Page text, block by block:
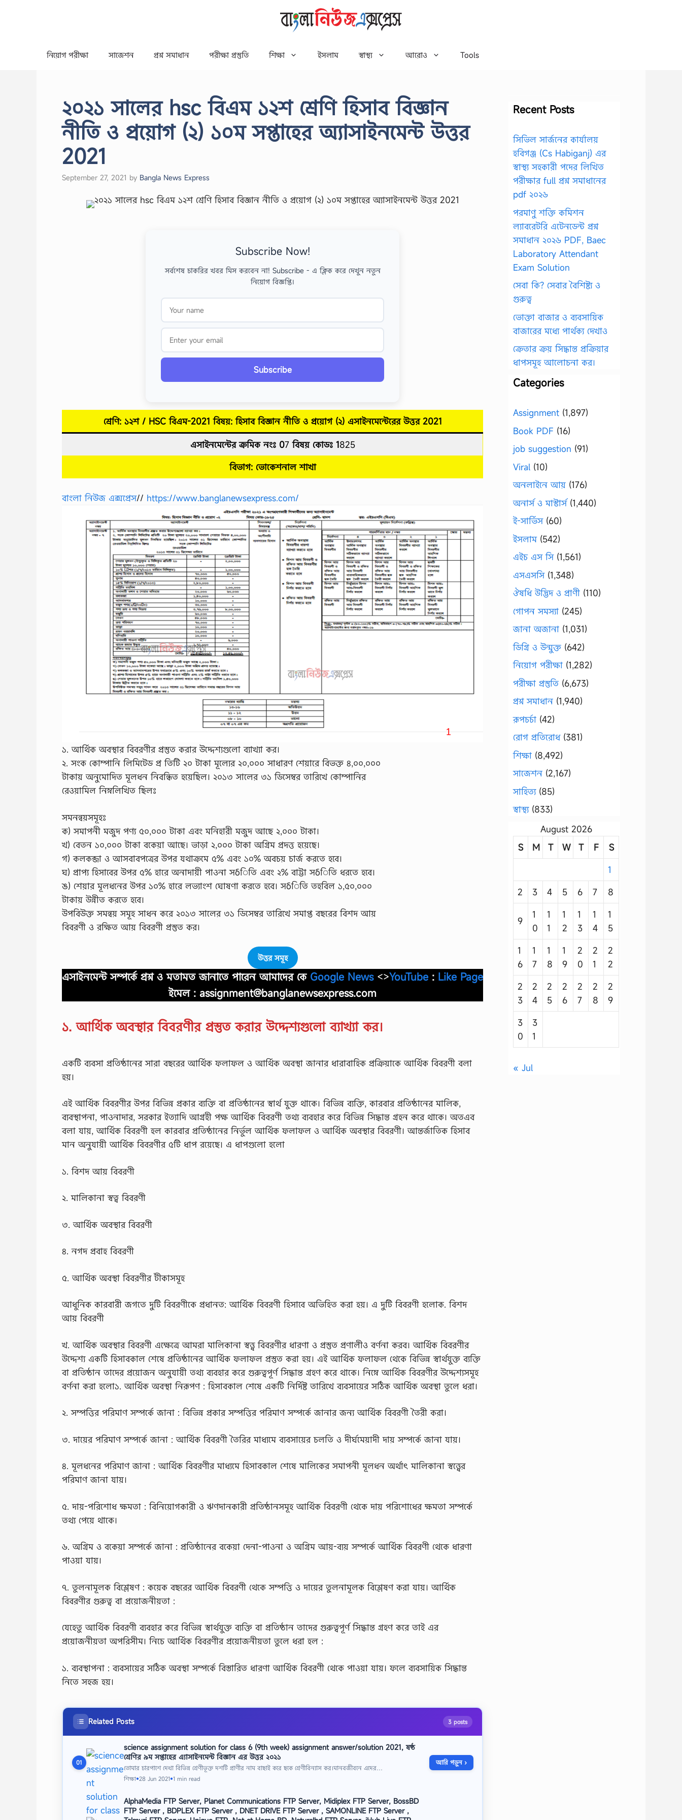
নিয়োগ পরীক্ষা সাজেশন প্রশ্ন সমাধান পরীক্ষা প্রস্তুতি শিক্ষা ইসলাম স্বাস্থ্য আরোও Tools
২০২১ সালের hsc বিএম ১২শ শ্রেণি হিসাব বিজ্ঞান
নীতি ও প্রয়োগ (২) ১০ম সপ্তাহের অ্যাসাইনমেন্ট উত্তর
2021
September 27, 2021 by Bangla News Express
Subscribe Now!
সর্বশেষ চাকরির খবর মিস করবেন না! Subscribe - এ ক্লিক করে দেখুন নতুন
নিয়োগ বিজ্ঞপ্তি।
Subscribe
শ্রেণি: ১২শ / HSC বিএম-2021 বিষয়: হিসাব বিজ্ঞান নীতি ও প্রয়োগ (২) এসাইনমেন্টেরের উত্তর2021
এসাইনমেন্টের ক্রমিক নংঃ 07বিষয় কোডঃ 1825
বিভাগ: ভোকেশনাল শাখা
বাংলা নিউজ এক্সপ্রেস// https://www.banglanewsexpress.com/
১. আর্থিক অবস্থার বিবরণীর প্রস্তুত করার উদ্দেশ্যগুলো ব্যাখ্যা কর।
২. সংক কোম্পানি লিমিটেড প্র তিটি ২০ টাকা মূল্যের ২০,০০০ সাধারণ শেয়ারে বিভক্ত ৪,০০,০০০
টাকায় অনুমোদিত মূলধন নিবন্ধিত হয়েছিল। ২০১৩ সালের ৩১ ডিসেম্বর তারিখে কোম্পানির
রেওয়ামিল নিম্নলিখিত ছিলঃ
সমনন্বয়সমূহঃ
ক) সমাপনী মজুদ পণ্য ৫০,০০০ টাকা এবং মনিহারী মজুদ আছে ২,০০০ টাকা।
খ) বেতন ১০,০০০ টাকা বকেয়া আছে। ভাড়া ২,০০০ টাকা অগ্রিম প্রদত্ত হয়েছে।
গ) কলকব্জা ও আসবাবপত্রের উপর যথাক্রমে ৫% এবং ১০% অবচয় চার্জ করতে হবে।
ঘ) প্রাপ্য হিসাবের উপর ৫% হারে অনাদায়ী পাওনা সδিতি এবং ২% বাট্টা সδিতি ধরতে হবে।
ঙ) শেয়ার মূলধনের উপর ১০% হারে লভ্যাংশ ঘোষণা করতে হবে। সδিতি তহবিল ১,৫০,০০০
টাকায় উন্নীত করতে হবে।
উপবিউক্ত সমন্বয় সমূহ সাধন করে ২০১৩ সালের ৩১ ডিসেম্বর তারিখে সমাপ্ত বছরের বিশদ আয়
বিবরণী ও রক্ষিত আয় বিবরণী প্রস্তুত কর।
উত্তর সমূহ
এসাইনমেন্ট সম্পর্কে প্রশ্ন ও মতামত জানাতে পারেন আমাদের কে Google News<>YouTube : Like Page
ইমেল : assignment@banglanewsexpress.com
১. আর্থিক অবস্থার বিবরণীর প্রস্তুত করার উদ্দেশ্যগুলো ব্যাখ্যা কর।
একটি ব্যবসা প্রতিষ্ঠানের সারা বছরের আর্থিক ফলাফল ও আর্থিক অবস্থা জানার ধারাবাহিক প্রক্রিয়াকে আর্থিক বিবরণী বলা
হয়।
এই আর্থিক বিবরণীর উপর বিভিন্ন প্রকার ব্যক্তি বা প্রতিষ্ঠানের স্বার্থ যুক্ত থাকে। বিভিন্ন ব্যক্তি, কারবার প্রতিষ্ঠানের মালিক,
ব্যবস্থাপনা, পাওনাদার, সরকার ইত্যাদি আগ্রহী পক্ষ আর্থিক বিবরণী তথ্য ব্যবহার করে বিভিন্ন সিদ্ধান্ত গ্রহন করে থাকে। অতএব
বলা যায়, আর্থিক বিবরণী হল কারবার প্রতিষ্ঠানের নির্ভুল আর্থিক ফলাফল ও আর্থিক অবস্থার বিবরণী। আন্তর্জাতিক হিসাব
মান অনুযায়ী আর্থিক বিবরণীর ৫টি ধাপ রয়েছে। এ ধাপগুলো হলো
১. বিশদ আয় বিবরণী
২. মালিকানা স্বত্ব বিবরণী
৩. আর্থিক অবস্থার বিবরণী
৪. নগদ প্রবাহ বিবরণী
৫. আর্থিক অবস্থা বিবরণীর টীকাসমূহ
আধুনিক কারবারী জগতে দুটি বিবরণীকে প্রধানত: আর্থিক বিবরণী হিসাবে অভিহিত করা হয়। এ দুটি বিবরণী হলোক. বিশদ
আয় বিবরণী
খ. আর্থিক অবস্থার বিবরণী এক্ষেত্রে আমরা মালিকানা স্বত্ত্ব বিবরণীর ধারণা ও প্রস্তুত প্রণালীও বর্ণনা করব। আর্থিক বিবরণীর
উদ্দেশ্য একটি হিসাবকাল শেষে প্রতিষ্ঠানের আর্থিক ফলাফল প্রস্তুত করা হয়। এই আর্থিক ফলাফল থেকে বিভিন্ন স্বার্থযুক্ত ব্যক্তি
বা প্রতিষ্ঠান তাদের প্রয়োজন অনুযায়ী তথ্য ব্যবহার করে গুরুত্বপূর্ণ সিদ্ধান্ত গ্রহণ করে থাকে। নিম্নে আর্থিক বিবরণীর উদ্দেশ্যসমূহ
বর্ণনা করা হলো১. আর্থিক অবস্থা নিরূপণ : হিসাবকাল শেষে একটি নির্দিষ্ট তারিখে ব্যবসায়ের সঠিক আর্থিক অবস্থা তুলে ধরা।
২. সম্পত্তির পরিমাণ সম্পর্কে জানা : বিভিন্ন প্রকার সম্পত্তির পরিমাণ সম্পর্কে জানার জন্য আর্থিক বিবরণী তৈরী করা।
৩. দায়ের পরিমাণ সম্পর্কে জানা : আর্থিক বিবরণী তৈরির মাধ্যমে ব্যবসায়ের চলতি ও দীর্ঘমেয়াদী দায় সম্পর্কে জানা যায়।
৪. মূলধনের পরিমাণ জানা : আর্থিক বিবরণীর মাধ্যমে হিসাবকাল শেষে মালিকের সমাপনী মূলধন অর্থাৎ মালিকানা স্বত্ত্বের
পরিমাণ জানা যায়।
৫. দায়-পরিশোধ ক্ষমতা : বিনিয়োগকারী ও ঋণদানকারী প্রতিষ্ঠানসমূহ আর্থিক বিবরণী থেকে দায় পরিশোধের ক্ষমতা সম্পর্কে
তথ্য পেয়ে থাকে।
৬. অগ্রিম ও বকেয়া সম্পর্কে জানা : প্রতিষ্ঠানের বকেয়া দেনা-পাওনা ও অগ্রিম আয়-ব্যয় সম্পর্কে আর্থিক বিবরণী থেকে ধারণা
পাওয়া যায়।
৭. তুলনামূলক বিশ্লেষণ : কয়েক বছরের আর্থিক বিবরণী থেকে সম্পত্তি ও দায়ের তুলনামূলক বিশ্লেষণ করা যায়। আর্থিক
বিবরণীর গুরুত্ব বা প্রয়োজনীয়তা :
যেহেতু আর্থিক বিবরণী ব্যবহার করে বিভিন্ন স্বার্থযুক্ত ব্যক্তি বা প্রতিষ্ঠান তাদের গুরুত্বপূর্ণ সিদ্ধান্ত গ্রহণ করে তাই এর
প্রয়োজনীয়তা অপরিসীম। নিচে আর্থিক বিবরণীর প্রয়োজনীয়তা তুলে ধরা হল :
১. ব্যবস্থাপনা : ব্যবসায়ের সঠিক অবস্থা সম্পর্কে বিস্তারিত ধারণা আর্থিক বিবরণী থেকে পাওয়া যায়। ফলে ব্যবসায়িক সিদ্ধান্ত
নিতে সহজ হয়।
Related Posts 3 posts
01
science assignment solution for class 6 (9th week) assignment answer/solution 2021, ষষ্ঠ
শ্রেণির ৯ম সপ্তাহের এ্যাসাইনমেন্ট বিজ্ঞান এর উত্তর ২০২১
তোমার চারপাশে দেখা বিভিন্ন শ্রেণীভূক্ত দশটি প্রাণীর নাম বাছাই করে ছকে শ্রেণীবিন্যাস কর।মানবজীবনে এদের…
শিক্ষা●28 Jun 2021●1 min read
আরি পড়ুন ›
AlphaMedia FTP Server, Planet Communications FTP Server, Midiplex FTP Server, BossBD
FTP Server , BDPLEX FTP Server , DNET DRIVE FTP Server , SAMONLINE FTP Server ,
Recent Posts
সিভিল সার্জনের কার্যালয়
হবিগঞ্জ (Cs Habiganj) এর
স্বাস্থ্য সহকারী পদের লিখিত
পরীক্ষার full প্রশ্ন সমাধানের
pdf ২০২৬
পরমাণু শক্তি কমিশন
ল্যাবরেটরি এটেনডেন্ট প্রশ্ন
সমাধান ২০২৬ PDF, Baec
Laboratory Attendant
Exam Solution
সেবা কি? সেবার বৈশিষ্ট্য ও
গুরুত্ব
ভোক্তা বাজার ও ব্যবসায়িক
বাজারের মধ্যে পার্থক্য দেখাও
ক্রেতার ক্রয় সিদ্ধান্ত প্রক্রিয়ার
ধাপসমূহ আলোচনা কর।
Categories
Assignment (1,897)
Book PDF (16)
job suggestion (91)
Viral (10)
অনলাইনে আয় (176)
অনার্স ও মাস্টার্স(1,440)
ই-সার্ভিস(60)
ইসলাম(542)
এইচ এস সি(1,561)
এসএসসি(1,348)
ঔষধি উদ্ভিদ ও প্রাণী (110)
গোপন সমস্যা (245)
জানা অজানা (1,031)
ডিগ্রি ও উন্মুক্ত (642)
নিয়োগ পরীক্ষা (1,282)
পরীক্ষা প্রস্তুতি (6,673)
প্রশ্ন সমাধান (1,940)
রূপচর্চা (42)
রোগ প্রতিরোধ(381)
শিক্ষা (8,492)
সাজেশন (2,167)
সাহিত্য(85)
স্বাস্থ্য(833)
August 2026
S
M T W T F
S
1
2
3 4 5 6 7 8
9
1
0
1
1
1
2
1
3
1
4
1
5
1
6
1
7
1
8
1
9
2
0
2
1
2
2
2
3
2
4
2
5
2
6
2
7
2
8
2
9
3
0
3
1
« Jul